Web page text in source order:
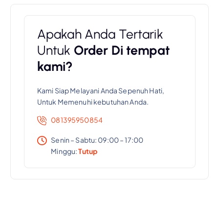
Apakah Anda Tertarik
Untuk Order Di tempat
kami?
Kami Siap Melayani Anda Sepenuh Hati,
Untuk Memenuhi kebutuhan Anda.
081395950854
Senin – Sabtu: 09:00 – 17:00
Minggu:Tutup